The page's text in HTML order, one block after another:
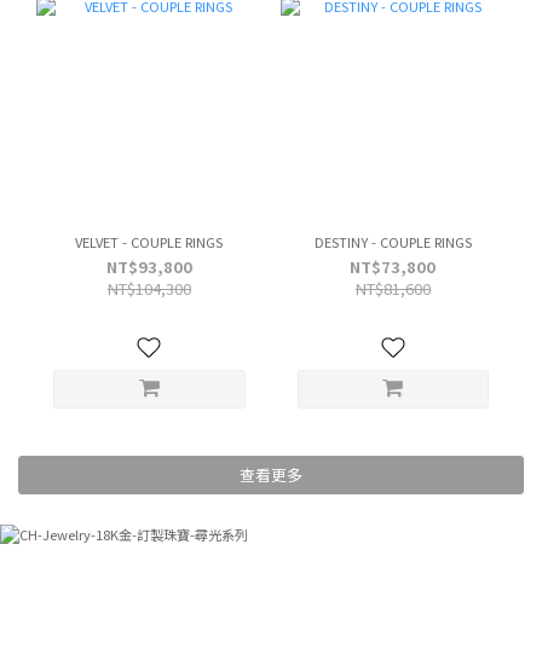
VELVET - COUPLE RINGS
NT$93,800
NT$104,300
DESTINY - COUPLE RINGS
NT$73,800
NT$81,600
查看更多